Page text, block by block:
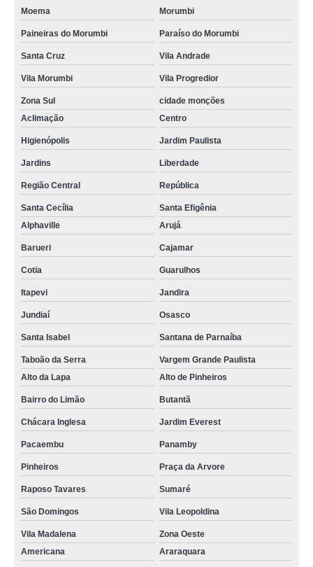
Moema Morumbi
Paineiras do Morumbi Paraíso do Morumbi
Santa Cruz Vila Andrade
Vila Morumbi Vila Progredior
Zona Sul
cidade monções
Aclimação
Centro
Higienópolis Jardim Paulista
Jardins Liberdade
Região Central República
Santa Cecília
Santa Efigênia
Alphaville
Arujá
Barueri Cajamar
Cotia Guarulhos
Itapevi Jandira
Jundiaí Osasco
Santa Isabel Santana de Parnaíba
Taboão da Serra
Vargem Grande Paulista
Alto da Lapa
Alto de Pinheiros
Bairro do Limão Butantã
Chácara Inglesa Jardim Everest
Pacaembu Panamby
Pinheiros Praça da Arvore
Raposo Tavares Sumaré
São Domingos Vila Leopoldina
Vila Madalena
Zona Oeste
Americana
Araraquara